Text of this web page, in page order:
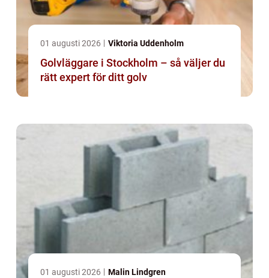
01 augusti 2026 Viktoria Uddenholm
Golvläggare i Stockholm – så väljer du
rätt expert för ditt golv
01 augusti 2026 Malin Lindgren